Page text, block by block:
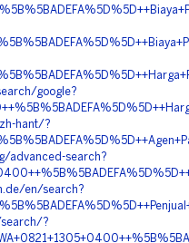
google?
hant/?
advanced-search?
en/search?
?